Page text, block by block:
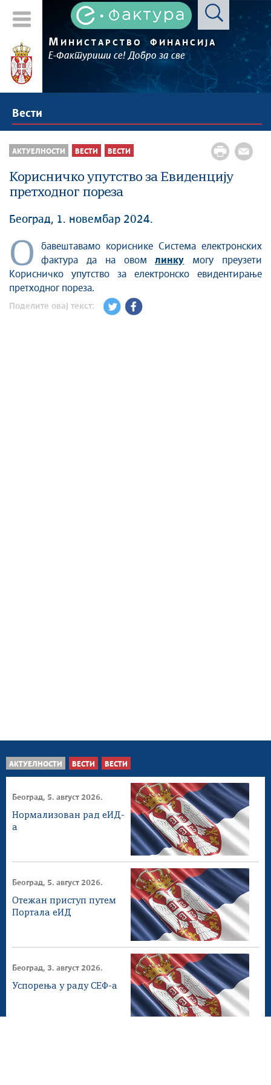
М ИНИСТАРСТВО ФИНАНСИЈА
Е-Фактуриши се! Добро за све
Вести
АКТУЕЛНОСТИ ВЕСТИ ВЕСТИ
Корисничко упутство за Евиденцију
претходног пореза
Београд, 1. новембар 2024.
О
бавештавамо кориснике Система електронских
фактура да на овомлинку могу преузети
Корисничко упутство за електронско евидентирање
претходног пореза.
Поделите овај текст:
АКТУЕЛНОСТИ ВЕСТИ ВЕСТИ
Београд, 5. август 2026.
Нормализован рад еИД-
а
Београд, 5. август 2026.
Отежан приступ путем
Портала еИД
Београд, 3. август 2026.
Успорења у раду СЕФ-а